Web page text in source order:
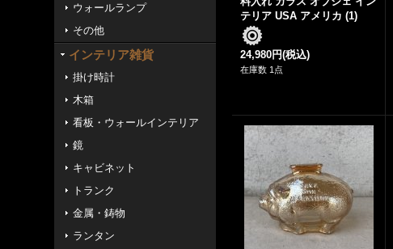
ウォールランプ
その他
インテリア雑貨
掛け時計
木箱
看板・ウォールインテリア
鏡
キャビネット
トランク
金属・鋳物
ランタン
テリア USA アメリカ (1)
24,980円(税込)
在庫数 1点